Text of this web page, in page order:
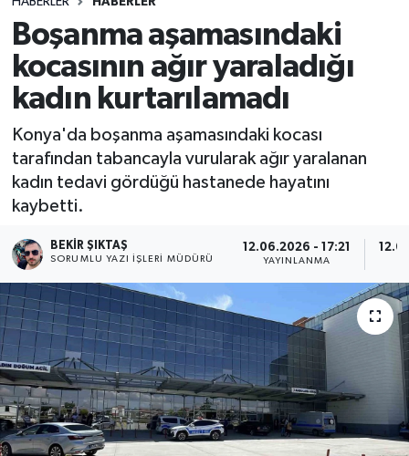
Boşanma aşamasındaki
kocasının ağır yaraladığı
kadın kurtarılamadı
Konya'da boşanma aşamasındaki kocası
tarafından tabancayla vurularak ağır yaralanan
kadın tedavi gördüğü hastanede hayatını
kaybetti.
BEKIR ŞIKTAŞ
SORUMLU YAZI İŞLERI MÜDÜRÜ
12.06.2026 - 17:21
YAYINLANMA
Son Dakika Haberleri
Haber Arşivi